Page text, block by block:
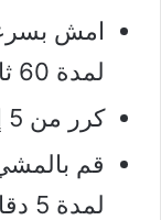
لمدة 60 ثانية.
كرر من 5 إلى 10 مرات وهكذا.
لمدة 5 دقائق حتى تبرد.